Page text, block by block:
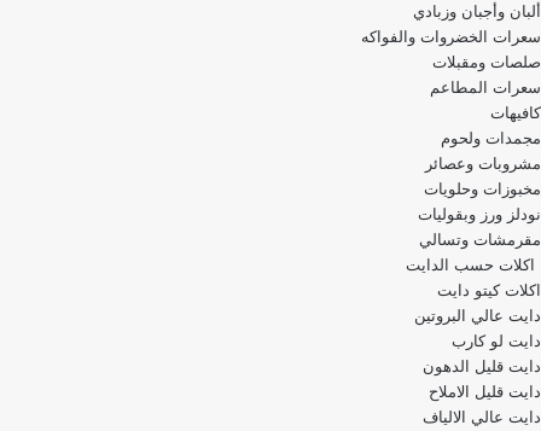
ألبان وأجبان وزبادي
سعرات الخضروات والفواكه
صلصات ومقبلات
سعرات المطاعم
كافيهات
مجمدات ولحوم
مشروبات وعصائر
مخبوزات وحلويات
نودلز ورز وبقوليات
مقرمشات وتسالي
اكلات حسب الدايت
اكلات كيتو دايت
دايت عالي البروتين
دايت لو كارب
دايت قليل الدهون
دايت قليل الاملاح
دايت عالي الالياف